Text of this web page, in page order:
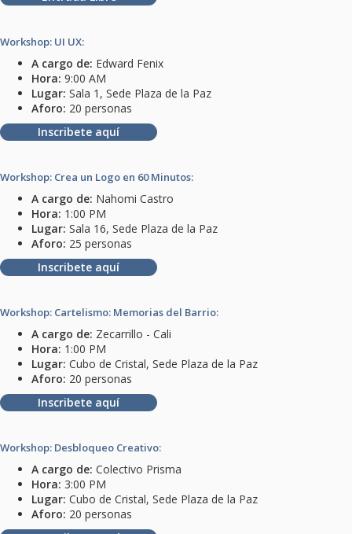
Workshop: UI UX:
A cargo de: Edward Fenix
Hora: 9:00 AM
Lugar: Sala 1, Sede Plaza de la Paz
Aforo: 20 personas
Inscribete aquí
Workshop: Crea un Logo en 60 Minutos:
A cargo de: Nahomi Castro
Hora: 1:00 PM
Lugar: Sala 16, Sede Plaza de la Paz
Aforo: 25 personas
Inscribete aquí
Workshop: Cartelismo: Memorias del Barrio:
A cargo de: Zecarrillo - Cali
Hora: 1:00 PM
Lugar: Cubo de Cristal, Sede Plaza de la Paz
Aforo: 20 personas
Inscribete aquí
Workshop: Desbloqueo Creativo:
A cargo de: Colectivo Prisma
Hora: 3:00 PM
Lugar: Cubo de Cristal, Sede Plaza de la Paz
Aforo: 20 personas